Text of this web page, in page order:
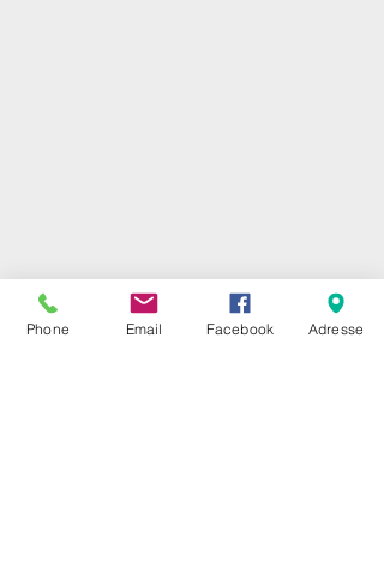
Phone Email Facebook Adresse